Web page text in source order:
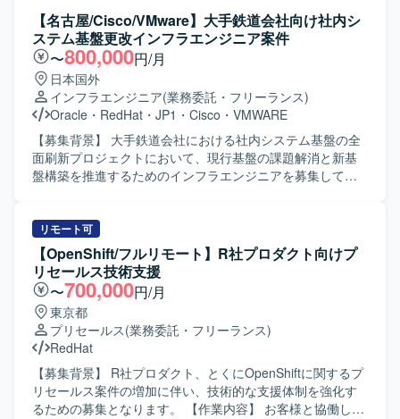
ラ環境と、JP1/IM3を中心とした運用設計・構築の経験を同
時に積むことができ、今後のキャリア形成においても大き
な強みとなる環境です。 【開発環境】 AWS、Red Hat
Linux、Openframe、HULFT8/10、SMAIL、JP1/AJS、
IM3、OpenMagic、Tiberoなどの環境でシステム移行および
運用設計を行っております。
【名古屋/Cisco/VMware】大手鉄道会社向け社内シ
ステム基盤更改インフラエンジニア案件
〜800,000円/月
日本国外
インフラエンジニア(業務委託・フリーランス)
Oracle ・ RedHat ・ JP1 ・ Cisco ・ VMWARE
【募集背景】 大手鉄道会社における社内システム基盤の全
面刷新プロジェクトにおいて、現行基盤の課題解消と新基
盤構築を推進するためのインフラエンジニアを募集してお
基盤の設計および構築を行います。ファイアウォール、ス
イッチ、ストレージ、NTP、DNS、DHCP、認証基盤、無線
LAN コントローラなどの各種機器・サービスの設定および
検証作業を担当していただきます。また、VMware Cloud
Foundation を中心とした仮想化基盤の設計・構築、Oracle
データベースや HULFT などを用いたデータ連携基盤の設
定、Pacemaker による冗長化構成の設計・保全にも携わっ
ていただきます。加えて、Zabbix や Cacti による統合監視
設計、JP1/AJS3 によるジョブ管理設計、Veeam や HYCU
などを用いたバックアップ・データ保護設計、各種ログ管
理・分析基盤の構築・運用設計も行っていただきます。
リモート可
【OpenShift/フルリモート】R社プロダクト向けプ
リセールス技術支援
〜700,000円/月
東京都
プリセールス(業務委託・フリーランス)
RedHat
【募集背景】 R社プロダクト、とくにOpenShiftに関するプ
リセールス案件の増加に伴い、技術的な支援体制を強化す
るための募集となります。 【作業内容】 お客様と協働し、